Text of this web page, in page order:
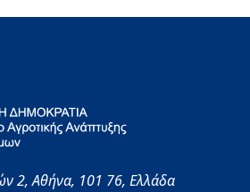
2,Αθήνα, 101 76, Ελλάδα